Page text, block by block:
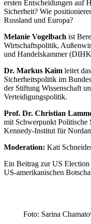
ersten Entscheidungen auf
Sicherheit? Wie
Russland und Europa?
Melanie Vogelbach ist
Wirtschaftspolitik,
und Handelskammer
Dr. Markus Kaim leitet
Sicherheitspolitik im
der Stiftung Wissenschaft
Verteidigungspolitik.
Prof. Dr. Christian
mit Schwerpunkt Politische
Kennedy-Institut für
Moderation: Kati
Ein Beitrag zur US
US-amerikanischen
Foto: Sarina